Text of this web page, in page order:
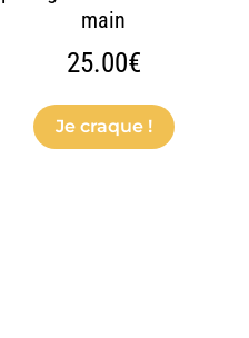
main
25.00€
Je craque !